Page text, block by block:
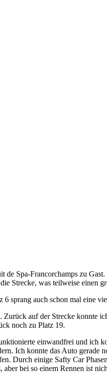
Spa-Francorchamps zu
Strecke, was teilweise einen
sprang auch schon mal eine
auf der Strecke konnte
noch zu Platz 19.
einwandfrei und ich
Ich konnte das Auto gerade
Durch einige Safty Car
bei so einem Rennen ist